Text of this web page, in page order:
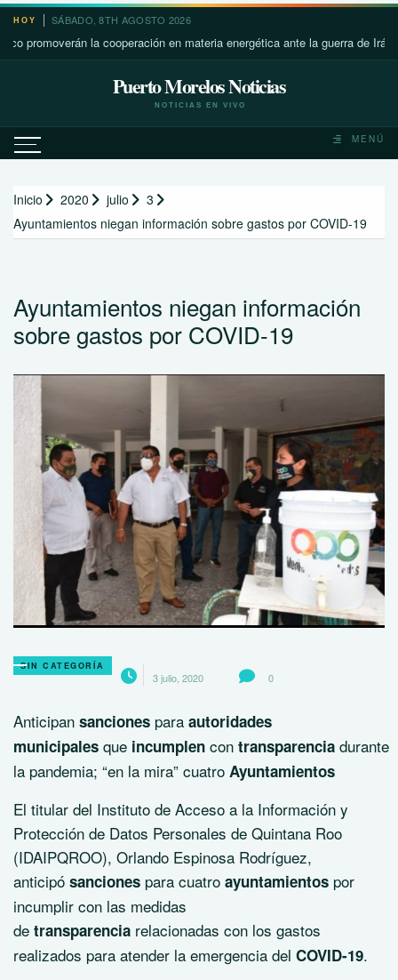
Saltar
contenido
HOY SÁBADO, 8TH AGOSTO 2026
la cooperación en materia energética ante la guerra de Irán
Puerto Morelos Noticias
NOTICIAS EN VIVO
MENÚ
Inicio 2020 julio
3
Ayuntamientos niegan información sobre gastos por COVID-19
Ayuntamientos niegan información
sobre gastos por COVID-19
SIN CATEGORÍA
3 julio, 2020 0
Anticipan sanciones para autoridades
municipales que incumplen con transparencia durante
la pandemia; “en la mira” cuatro Ayuntamientos
El titular del Instituto de Acceso a la Información y
Protección de Datos Personales de Quintana Roo
(IDAIPQROO), Orlando Espinosa Rodríguez,
anticipó sanciones para cuatro ayuntamientos por
incumplir con las medidas
de transparencia relacionadas con los gastos
realizados para atender la emergencia del COVID-19.